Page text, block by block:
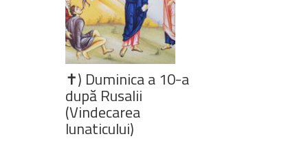
✝) Duminica a 10-a
după Rusalii
(Vindecarea
lunaticului)